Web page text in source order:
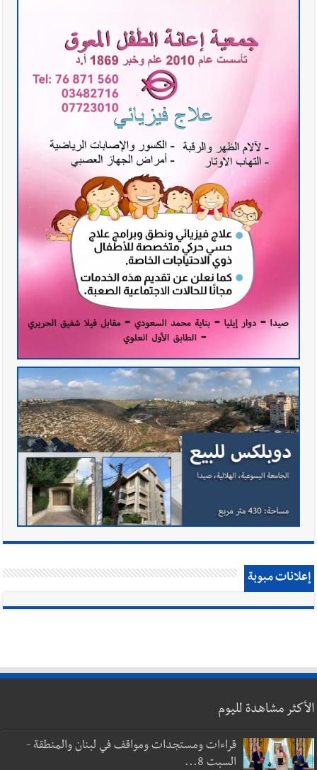
إعلانات مبوبة
الأكثر مشاهدة لليوم
قراءات ومستجدات ومواقف في لبنان والمنطقة -
السبت 8...